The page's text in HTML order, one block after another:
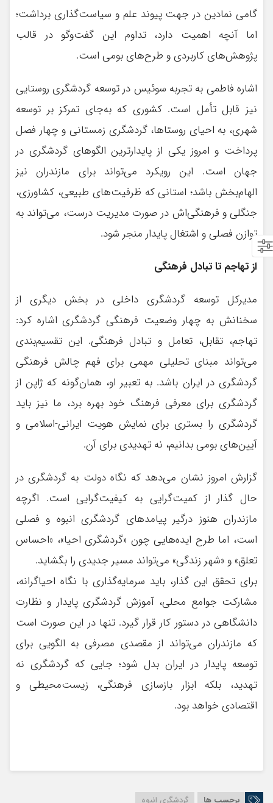
گامی نمادین در جهت پیوند علم و سیاست‌گذاری برداشت؛
اما آنچه اهمیت دارد، تداوم این گفت‌وگو در قالب
پژوهش‌های کاربردی و طرح‌های بومی است.
اشاره فاطمی به تجربه سوئیس در توسعه گردشگری روستایی
نیز قابل تأمل است. کشوری که به‌جای تمرکز بر توسعه
شهری، به احیای روستاها، گردشگری زمستانی و چهار فصل
پرداخت و امروز یکی از پایدارترین الگوهای گردشگری در
جهان است. این رویکرد می‌تواند برای مازندران نیز
الهام‌بخش باشد؛ استانی که ظرفیت‌های طبیعی، کشاورزی،
جنگلی و فرهنگی‌اش در صورت مدیریت درست، می‌تواند به
توازن فصلی و اشتغال پایدار منجر شود.
از تهاجم تا تبادل فرهنگی
مدیرکل توسعه گردشگری داخلی در بخش دیگری از
سخنانش به چهار وضعیت فرهنگی گردشگری اشاره کرد:
تهاجم، تقابل، تعامل و تبادل فرهنگی. این تقسیم‌بندی
می‌تواند مبنای تحلیلی مهمی برای فهم چالش فرهنگی
گردشگری در ایران باشد. به تعبیر او، همان‌گونه که ژاپن از
گردشگری برای معرفی فرهنگ خود بهره برد، ما نیز باید
گردشگری را بستری برای نمایش هویت ایرانی-اسلامی و
آیین‌های بومی بدانیم، نه تهدیدی برای آن.
گزارش امروز نشان می‌دهد که نگاه دولت به گردشگری در
حال گذار از کمیت‌گرایی به کیفیت‌گرایی است. اگرچه
مازندران هنوز درگیر پیامدهای گردشگری انبوه و فصلی
است، اما طرح ایده‌هایی چون «گردشگری احیا»، «احساس
تعلق» و «شهر زندگی» می‌تواند مسیر جدیدی را بگشاید.
برای تحقق این گذار، باید سرمایه‌گذاری با نگاه احیاگرانه،
مشارکت جوامع محلی، آموزش گردشگری پایدار و نظارت
دانشگاهی در دستور کار قرار گیرد. تنها در این صورت است
که مازندران می‌تواند از مقصدی مصرفی به الگویی برای
توسعه پایدار در ایران بدل شود؛ جایی که گردشگری نه
تهدید، بلکه ابزار بازسازی فرهنگی، زیست‌محیطی و
اقتصادی خواهد بود.
برچسب ها گردشگری انبوه